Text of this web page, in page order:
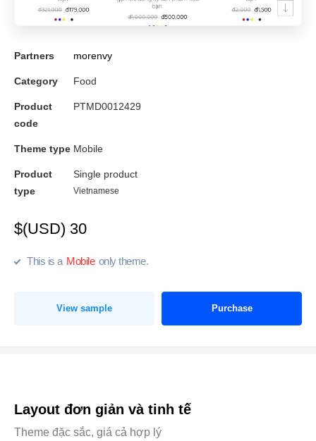
Partners morenvy
Category Food
Product
code
PTMD0012429
Theme type Mobile
Product
type
Single product
Vietnamese
$(USD) 30
This is a Mobile only theme.
View sample Purchase
Layout đơn giản và tinh tế
Theme đặc sắc, giá cả hợp lý